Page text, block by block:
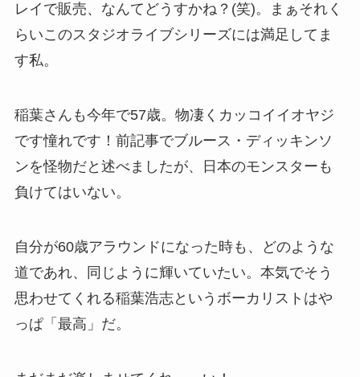
レイで販売、なんてどうすかね？(笑)。まぁそれく
らいこのスタジオライブシリーズには満足してま
す私。
稲葉さんも今年で57歳。物凄くカッコイイオヤジ
です憧れです！前記事でブルース・ディッキンソ
ンを怪物だと述べましたが、日本のモンスターも
負けてはいない。
自分が60歳アラウンドになった時も、どのような
道であれ、同じように輝いていたい。本気でそう
思わせてくれる稲葉浩志というボーカリストはや
っぱ「最高」だ。